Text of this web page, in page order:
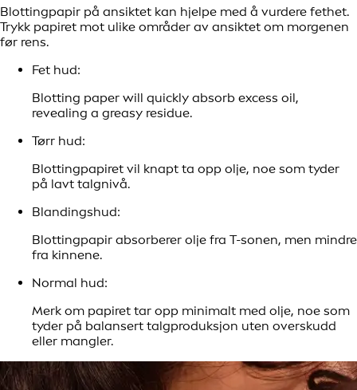
Blottingpapir på ansiktet kan hjelpe med å vurdere fethet.
Trykk papiret mot ulike områder av ansiktet om morgenen
før rens.
Fet hud:
Blotting paper will quickly absorb excess oil,
revealing a greasy residue.
Tørr hud:
Blottingpapiret vil knapt ta opp olje, noe som tyder
på lavt talgnivå.
Blandingshud:
Blottingpapir absorberer olje fra T-sonen, men mindre
fra kinnene.
Normal hud:
Merk om papiret tar opp minimalt med olje, noe som
tyder på balansert talgproduksjon uten overskudd
eller mangler.